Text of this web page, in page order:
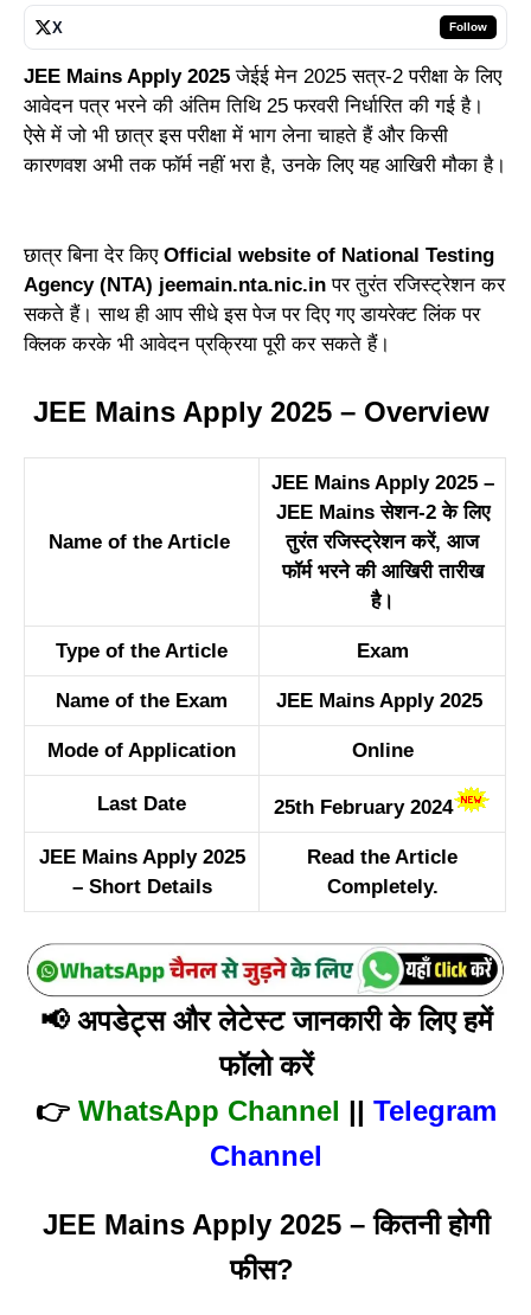
X Follow
JEE Mains Apply 2025 जेईई मेन 2025 सत्र-2 परीक्षा के लिए
आवेदन पत्र भरने की अंतिम तिथि 25 फरवरी निर्धारित की गई है।
ऐसे में जो भी छात्र इस परीक्षा में भाग लेना चाहते हैं और किसी
कारणवश अभी तक फॉर्म नहीं भरा है, उनके लिए यह आखिरी मौका है।
छात्र बिना देर किएOfficial website of National Testing
Agency (NTA) jeemain.nta.nic.in पर तुरंत रजिस्ट्रेशन कर
सकते हैं। साथ ही आप सीधे इस पेज पर दिए गए डायरेक्ट लिंक पर
क्लिक करके भी आवेदन प्रक्रिया पूरी कर सकते हैं।
JEE Mains Apply 2025 – Overview
Name of the Article
JEE Mains Apply 2025 –
JEE Mains सेशन-2 के लिए
तुरंत रजिस्ट्रेशन करें, आज
फॉर्म भरने की आखिरी तारीख
है।
Type of the Article Exam
Name of the Exam JEE Mains Apply 2025
Mode of Application Online
Last Date 25th February 2024
JEE Mains Apply 2025
– Short Details
Read the Article
Completely.
📢 अपडेट्स और लेटेस्ट जानकारी के लिए हमें
फॉलो करें
👉 WhatsApp Channel || Telegram
Channel
JEE Mains Apply 2025 – कितनी होगी
फीस?